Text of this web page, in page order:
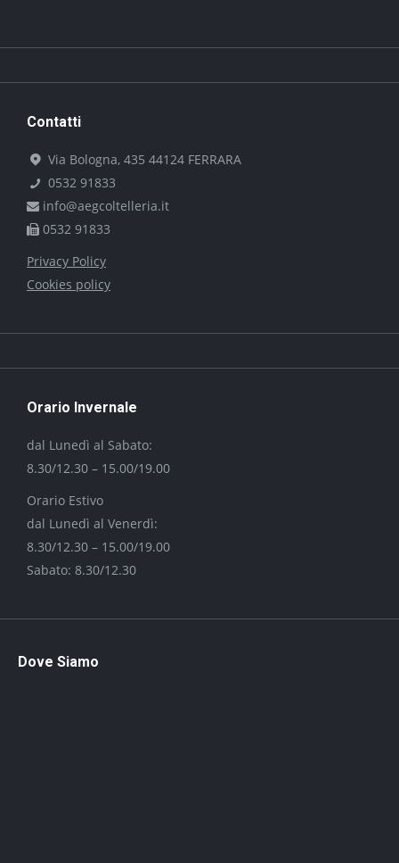
Contatti
Via Bologna, 435 44124 FERRARA
0532 91833
info@aegcoltelleria.it
0532 91833
Privacy Policy
Cookies policy
Orario Invernale
dal Lunedì al Sabato:
8.30/12.30 – 15.00/19.00
Orario Estivo
dal Lunedì al Venerdì:
8.30/12.30 – 15.00/19.00
Sabato: 8.30/12.30
Dove Siamo